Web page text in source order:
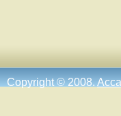
Copyright © 2008.